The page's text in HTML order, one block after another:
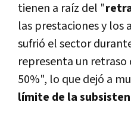
tienen a raíz del "
las prestaciones y los
sufrió el sector
representa un retraso
50%", lo que dejó a
límite de la